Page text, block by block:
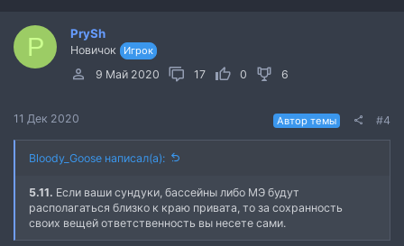
P PrySh
Новичок Игрок
9 Май 2020 17 0 6
11 Дек 2020 Автор темы #4
Bloody_Goose написал(а):
5.11. Если ваши сундуки, бассейны либо МЭ будут
располагаться близко к краю привата, то за сохранность
своих вещей ответственность вы несете сами.